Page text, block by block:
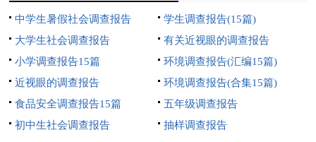
中学生暑假社会调查报告
学生调查报告(15篇)
大学生社会调查报告
有关近视眼的调查报告
小学调查报告15篇
环境调查报告(汇编15篇)
近视眼的调查报告
环境调查报告(合集15篇)
食品安全调查报告15篇
五年级调查报告
初中生社会调查报告
抽样调查报告